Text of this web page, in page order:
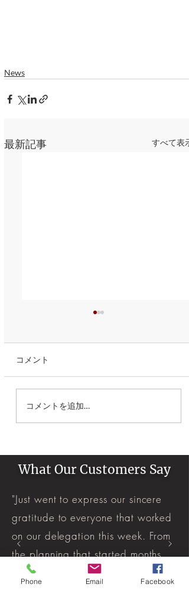
News
最新記事 すべて表示
ラグジュリーク：東京新
オフィス移転―ブランド
コメント
コメントを追加…
What Our Customers Say
"Just went to express our sincere
gratitude to everyone that worked
on our delegation this week. From
the planning that started months
ago, to the guides that share their
Phone Email Facebook